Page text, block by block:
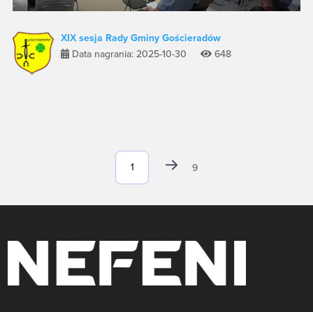
XIX sesja Rady Gminy Gościeradów
Data nagrania: 2025-10-30
648
9